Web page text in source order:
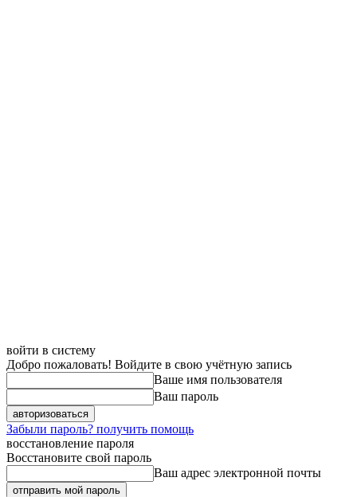
войти в систему
Добро пожаловать! Войдите в свою учётную запись
Ваше имя пользователя
Ваш пароль
Забыли пароль? получить помощь
восстановление пароля
Восстановите свой пароль
Ваш адрес электронной почты